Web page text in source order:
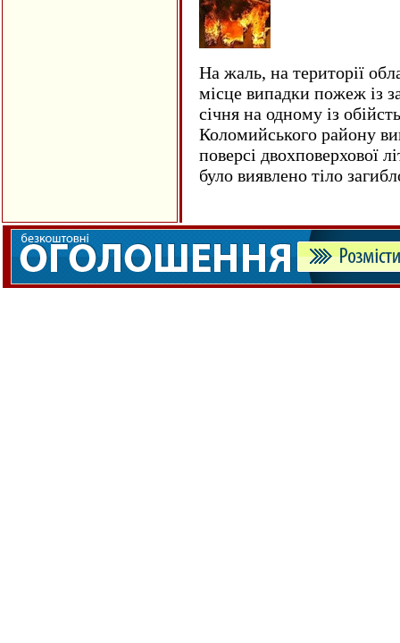
На жаль, на території
місце випадки пожеж із
січня на одному із
Коломийського району
поверсі двохповерхової
було виявлено тіло